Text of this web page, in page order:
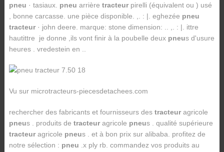
pneu · tasiaux. pneu arrière tracteurpirelli (équivalent ou ) usé
, bonne carcasse. une pièce disponible. ,. : |. eghezée pneu
tracteur· john deere. marque: stone dimension: .. ,. : |. ittre
hautittre je donne ,ils vont finir à la poubelle deux pneus d'usure
heures . vredestein en ..
Vu sur microtracteurs-piecesdetachees.com
rechercher des fabricants et fournisseurs des tracteuragricole
pneus . produits de tracteuragricole pneus . qualité supérieure
tracteuragricole pneus . et à bon prix sur alibaba. profitez de
notre sélection : pneu .x ply rb. commandez vos produits au